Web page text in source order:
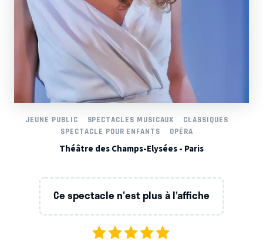
JEUNE PUBLIC SPECTACLES MUSICAUX
CLASSIQUES
SPECTACLE POUR ENFANTS
OPÉRA
Théâtre des Champs-Elysées - Paris
Ce spectacle n'est plus à l’affiche